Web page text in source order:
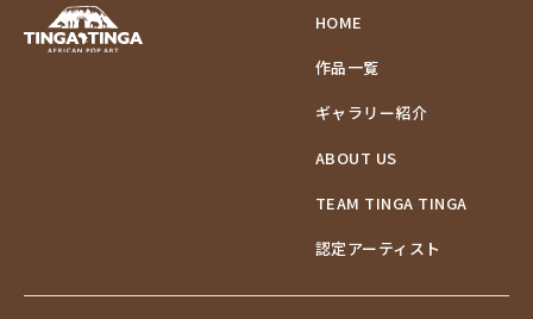
HOME
作品一覧
ギャラリー紹介
ABOUT US
TEAM TINGA TINGA
認定アーティスト